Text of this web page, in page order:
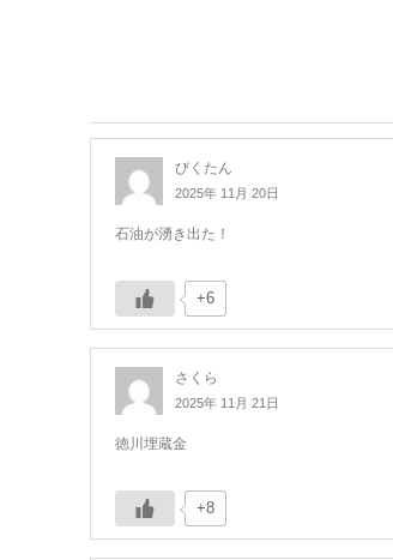
びくたん
2025年 11月 20日
石油が湧き出た！
+6
さくら
2025年 11月 21日
徳川埋蔵金
+8